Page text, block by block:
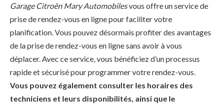
Garage Citroën Mary Automobilesvous offre un service de
prise de rendez-vous en ligne pour faciliter votre
planification. Vous pouvez désormais profiter des avantages
de la prise de rendez-vous en ligne sans avoir à vous
déplacer. Avec ce service, vous bénéficiez d’un processus
rapide et sécurisé pour programmer votre rendez-vous.
Vous pouvez également consulter les horaires des
techniciens et leurs disponibilités, ainsi que le